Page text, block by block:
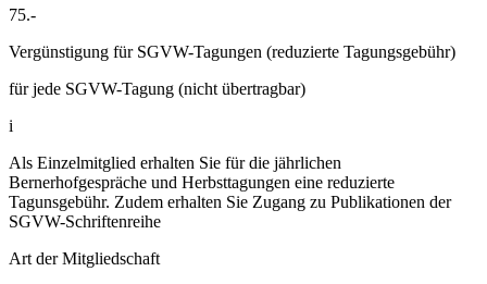
75.-
Vergünstigung für SGVW-Tagungen (reduzierte Tagungsgebühr)
für jede SGVW-Tagung (nicht übertragbar)
i
Als Einzelmitglied erhalten Sie für die jährlichen
Bernerhofgespräche und Herbsttagungen eine reduzierte
Tagunsgebühr. Zudem erhalten Sie Zugang zu Publikationen der
SGVW-Schriftenreihe
Art der Mitgliedschaft